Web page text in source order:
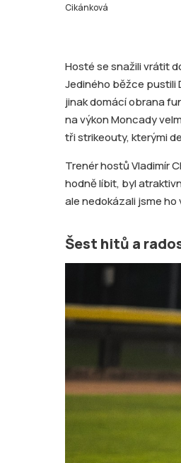
Cikánková
Hosté se snažili vrátit
Jediného běžce pustili
jinak domácí obrana
na výkon Moncady
tři strikeouty, kterými
Trenér hostů Vladimír
hodně líbit, byl
ale nedokázali jsme ho
Šest hitů a